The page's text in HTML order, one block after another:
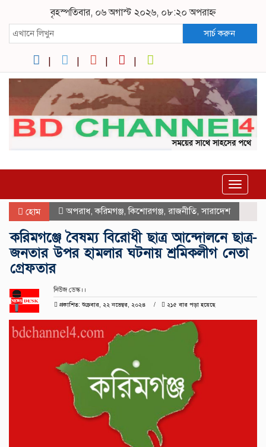
বৃহস্পতিবার, ০৬ অগাস্ট ২০২৬, ০৮:২০ অপরাহ্ন
সার্চ করুন
Toggle
হোম অপরাধ,করিমগঞ্জ,কিশোরগঞ্জ, রাজনীতি,সারাদেশ
করিমগঞ্জে বৈষম্য বিরোধী ছাত্র আন্দোলনে ছাত্র-
জনতার উপর হামলার ঘটনায় শ্রমিকলীগ নেতা
গ্রেফতার
নিউজ ডেস্ক।।
প্রকাশিত: শুক্রবার, ২২ নভেম্বর, ২০২৪
২১৫ বার পড়া হয়েছে